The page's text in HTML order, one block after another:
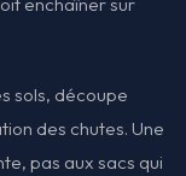
sols, découpe
des chutes. Une
pas aux sacs qui